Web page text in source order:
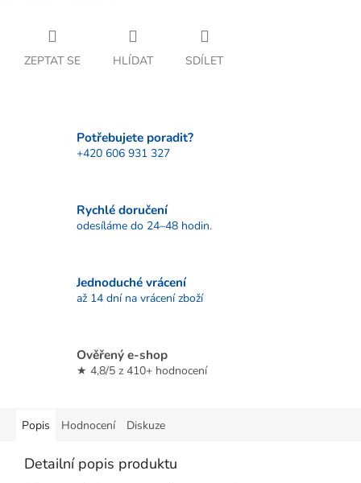
ZEPTAT SE HLÍDAT SDÍLET
Potřebujete poradit?
+420 606 931 327
Rychlé doručení
odesíláme do 24–48 hodin.
Jednoduché vrácení
až 14 dní na vrácení zboží
Ověřený e-shop
★ 4,8/5 z 410+ hodnocení
Popis Hodnocení Diskuze
Detailní popis produktu